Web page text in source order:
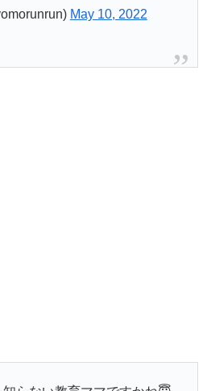
May 10, 2022